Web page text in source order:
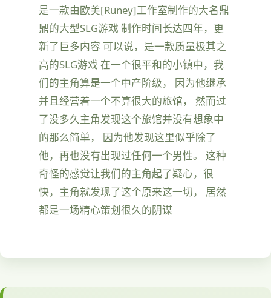
是一款由欧美[Runey]工作室制作的大名鼎
鼎的大型SLG游戏 制作时间长达四年，更
新了巨多内容 可以说，是一款质量极其之
高的SLG游戏 在一个很平和的小镇中，我
们的主角算是一个中产阶级， 因为他继承
并且经营着一个不算很大的旅馆， 然而过
了没多久主角发现这个旅馆并没有想象中
的那么简单， 因为他发现这里似乎除了
他，再也没有出现过任何一个男性。 这种
奇怪的感觉让我们的主角起了疑心，很
快，主角就发现了这个原来这一切， 居然
都是一场精心策划很久的阴谋